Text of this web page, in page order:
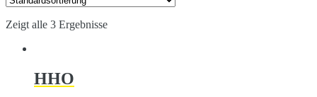
Zeigt alle 3 Ergebnisse
HHO